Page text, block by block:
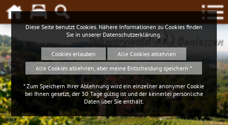
Schwarzwald Geniessen
Diese Seite benutzt Cookies. Nähere Informationen zu Cookies finden
Sie in unserer Datenschutzerklärung
Cookies erlauben
Alle Cookies ablehnen
Alle Cookies ablehnen, aber meine Entscheidung speichern *
* Zum Speichern Ihrer Ablehnung wird ein einzelner anonymer Cookie
bei Ihnen gesetzt, der 30 Tage gültig ist und der keinerlei persönliche
Daten über Sie enthält.